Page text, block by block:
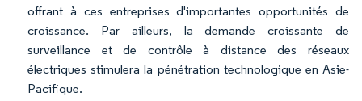
offrant à ces entreprises d'importantes opportunités de
croissance. Par ailleurs, la demande croissante de
surveillance et de contrôle à distance des réseaux
électriques stimulera la pénétration technologique en Asie-
Pacifique.